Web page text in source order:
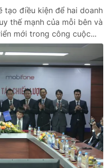
tạo điều kiện để hai doanh
thế mạnh của mỗi bên và
mới trong công cuộc...